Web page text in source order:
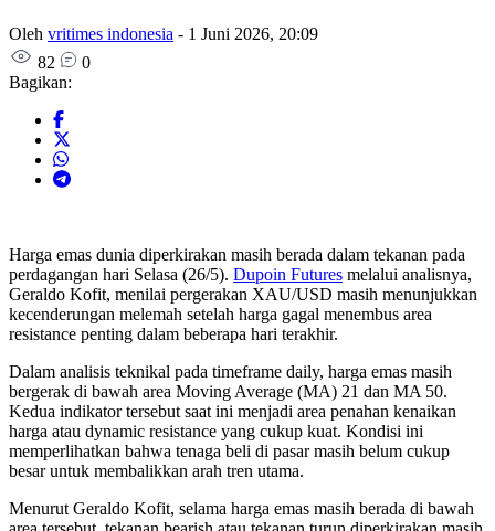
Oleh vritimes indonesia - 1 Juni 2026, 20:09
82
0
Bagikan:
Harga emas dunia diperkirakan masih berada dalam tekanan pada
perdagangan hari Selasa (26/5). Dupoin Futures melalui analisnya,
Geraldo Kofit, menilai pergerakan XAU/USD masih menunjukkan
kecenderungan melemah setelah harga gagal menembus area
resistance penting dalam beberapa hari terakhir.
Dalam analisis teknikal pada timeframe daily, harga emas masih
bergerak di bawah area Moving Average (MA) 21 dan MA 50.
Kedua indikator tersebut saat ini menjadi area penahan kenaikan
harga atau dynamic resistance yang cukup kuat. Kondisi ini
memperlihatkan bahwa tenaga beli di pasar masih belum cukup
besar untuk membalikkan arah tren utama.
Menurut Geraldo Kofit, selama harga emas masih berada di bawah